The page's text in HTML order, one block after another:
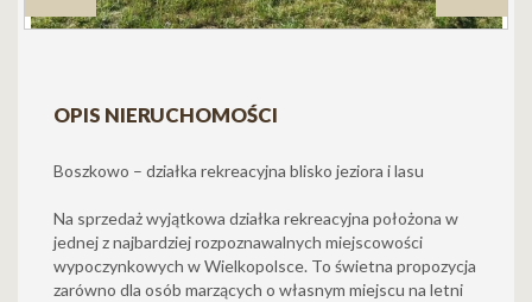
OPIS NIERUCHOMOŚCI
Boszkowo – działka rekreacyjna blisko jeziora i lasu
Na sprzedaż wyjątkowa działka rekreacyjna położona w
jednej z najbardziej rozpoznawalnych miejscowości
wypoczynkowych w Wielkopolsce. To świetna propozycja
zarówno dla osób marzących o własnym miejscu na letni